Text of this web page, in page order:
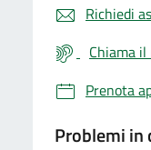
Richiedi
Chiama
Prenota
Problemi in